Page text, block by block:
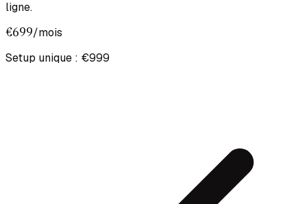
ligne.
€699/mois
Setup unique : €999